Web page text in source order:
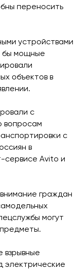
переносить
устройствами
бы мощные
объектов в
с
вопросам
с
в
сервисе Avito и
граждан
могут
взрывные
электрические